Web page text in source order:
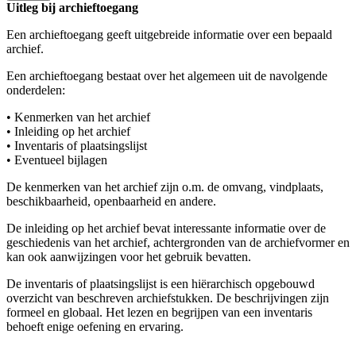
Uitleg bij archieftoegang
Een archieftoegang geeft uitgebreide informatie over een bepaald
archief.
Een archieftoegang bestaat over het algemeen uit de navolgende
onderdelen:
• Kenmerken van het archief
• Inleiding op het archief
• Inventaris of plaatsingslijst
• Eventueel bijlagen
De kenmerken van het archief zijn o.m. de omvang, vindplaats,
beschikbaarheid, openbaarheid en andere.
De inleiding op het archief bevat interessante informatie over de
geschiedenis van het archief, achtergronden van de archiefvormer en
kan ook aanwijzingen voor het gebruik bevatten.
De inventaris of plaatsingslijst is een hiërarchisch opgebouwd
overzicht van beschreven archiefstukken. De beschrijvingen zijn
formeel en globaal. Het lezen en begrijpen van een inventaris
behoeft enige oefening en ervaring.